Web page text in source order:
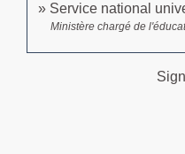
Service national
Ministère chargé de